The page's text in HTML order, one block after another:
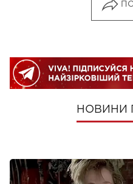
НОВИНИ